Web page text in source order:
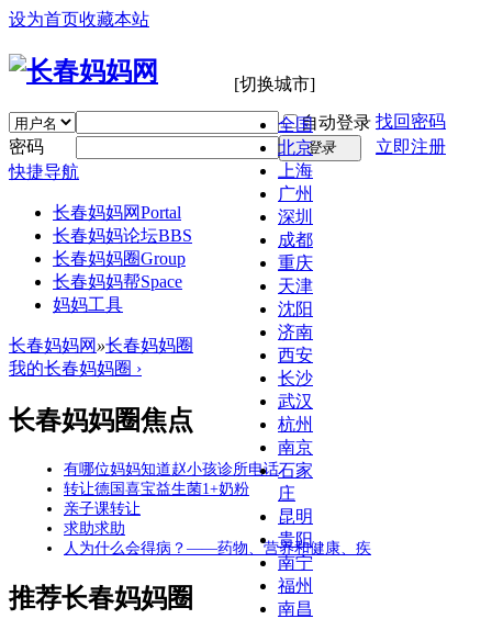
设为首页收藏本站
[切换城市]
全国
北京
上海
广州
深圳
成都
重庆
天津
沈阳
济南
西安
长沙
武汉
杭州
南京
石家
庄
昆明
贵阳
南宁
福州
南昌
自动登录 找回密码
密码
登录
立即注册
快捷导航
长春妈妈网Portal
长春妈妈论坛BBS
长春妈妈圈Group
长春妈妈帮Space
妈妈工具
长春妈妈网 »长春妈妈圈
我的长春妈妈圈 ›
长春妈妈圈焦点
有哪位妈妈知道赵小孩诊所电话
转让德国喜宝益生菌1+奶粉
亲子课转让
求助求助
人为什么会得病？——药物、营养和健康、疾
推荐长春妈妈圈